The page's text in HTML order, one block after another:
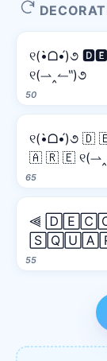
50
୧(•̀ᗝ•́)૭
୧(⇀‸↼‶)૭
65
୧(•̀ᗝ•́)૭
🇦 🇷 🇪
55
⫷